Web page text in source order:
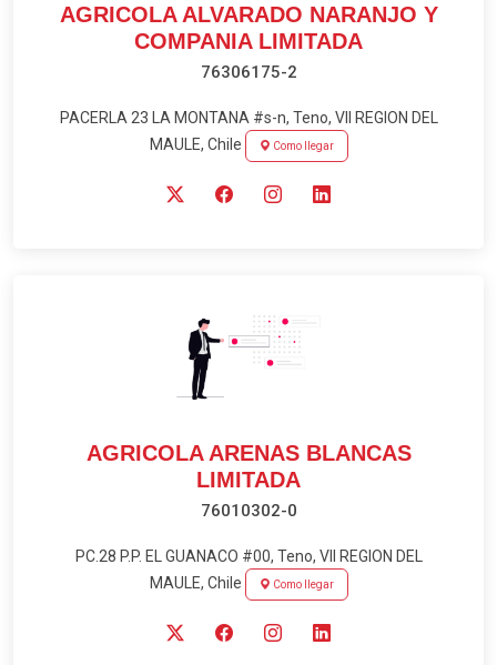
AGRICOLA ALVARADO NARANJO Y
COMPANIA LIMITADA
76306175-2
PACERLA 23 LA MONTANA #s-n, Teno, VII REGION DEL
MAULE, Chile
Como llegar
AGRICOLA ARENAS BLANCAS
LIMITADA
76010302-0
PC.28 P.P. EL GUANACO #00, Teno, VII REGION DEL
MAULE, Chile
Como llegar